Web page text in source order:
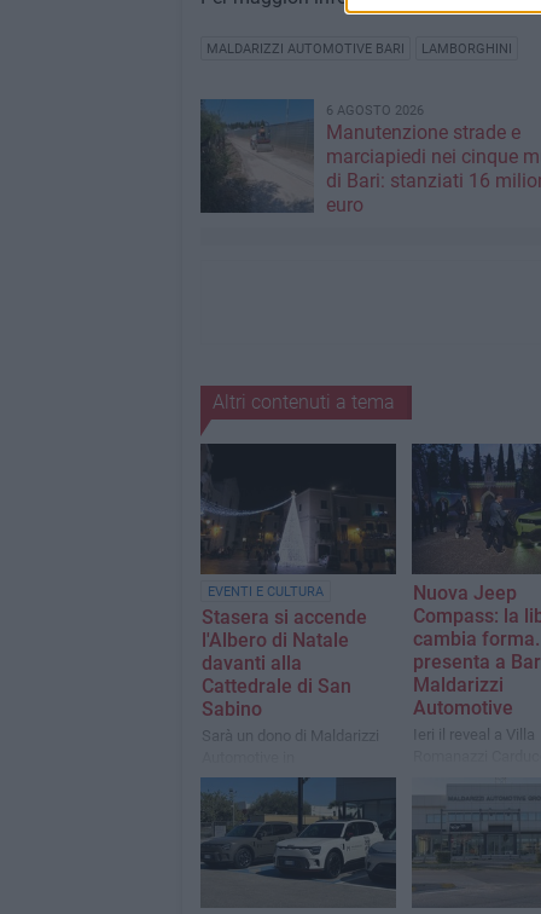
MALDARIZZI AUTOMOTIVE BARI LAMBORGHINI
6 AGOSTO 2026
Manutenzione strade e
marciapiedi nei cinque
di Bari: stanziati 16
euro
Altri contenuti a tema
EVENTI E CULTURA
Stasera si accende
l'Albero di Natale
davanti alla
Cattedrale di San
Sabino
Sarà un dono di Maldarizzi
collaborazione con il
Municipio I
Nuova Jeep
Compass: la
cambia forma.
presenta a
Maldarizzi
Automotive
Ieri il reveal a Villa